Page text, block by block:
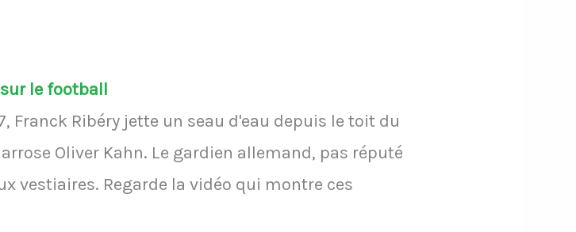
sur le football
Franck Ribéry jette un seau d'eau depuis le toit du
Oliver Kahn. Le gardien allemand, pas réputé
vestiaires. Regarde la vidéo qui montre ces